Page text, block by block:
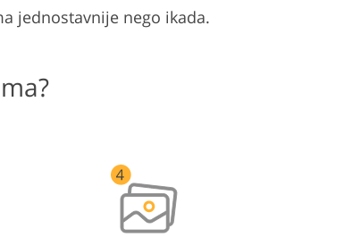
jednostavnije nego ikada.